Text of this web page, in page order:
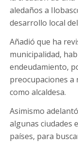
aledaños a
desarrollo local
Añadió que ha
municipalidad,
endeudamiento,
preocupaciones a
como alcaldesa.
Asimismo
algunas ciudades
países, para